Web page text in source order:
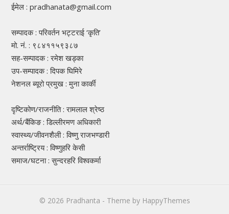
ईमेल : pradhanata@gmail.com
सम्पादक : परिवर्तन भट्टराई ‘कृति’
मो. नं. : ९८४११५९३८७
सह-सम्पादक : रमेश खड्का
उप-सम्पादक : दिपक घिमिरे
नेशनल ब्यूरो प्रमुख : मुना कार्की
दृष्टिकोण/राजनीति : रामलाल श्रेष्ठ
अर्थ/बैंकिङ : डिल्लीरमण अधिकारी
स्वास्थ्य/जीवनशैली : विष्णु राजभण्डारी
अन्तर्राष्ट्रिय : विष्णुहरि केसी
समाज/घटना : सुन्दरहरि विश्वकर्मा
© 2026 Pradhanta - Theme by HappyThemes